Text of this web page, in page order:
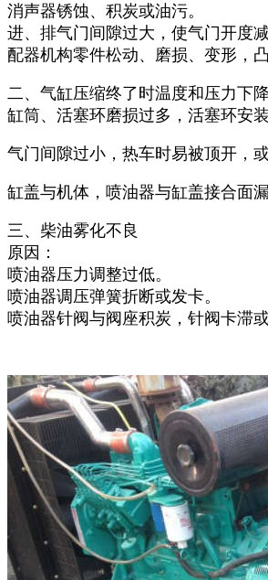
消声器锈蚀、积炭或油污。
进、排气门间隙过大，使气门开度减
配器机构零件松动、磨损、变形，
二、气缸压缩终了时温度和压力下
缸筒、活塞环磨损过多，活塞环安
气门间隙过小，热车时易被顶开，
缸盖与机体，喷油器与缸盖接合面漏
三、柴油雾化不良
原因：
喷油器压力调整过低。
喷油器调压弹簧折断或发卡。
喷油器针阀与阀座积炭，针阀卡滞或